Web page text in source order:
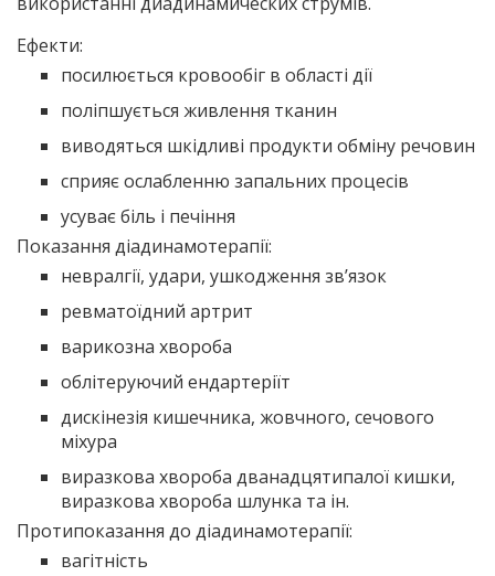
Ефекти:
посилюється кровообіг в області дії
поліпшується живлення тканин
виводяться шкідливі продукти обміну речовин
сприяє ослабленню запальних процесів
усуває біль і печіння
Показання діадинамотерапії:
невралгії, удари, ушкодження зв’язок
ревматоїдний артрит
варикозна хвороба
облітеруючий ендартеріїт
дискінезія кишечника, жовчного, сечового
міхура
виразкова хвороба дванадцятипалої кишки,
виразкова хвороба шлунка та ін.
Протипоказання до діадинамотерапії:
вагітність